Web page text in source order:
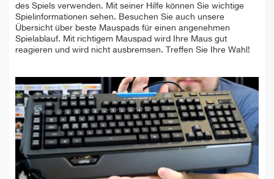
des Spiels verwenden. Mit seiner Hilfe können Sie wichtige
Spielinformationen sehen. Besuchen Sie auch unsere
Übersicht über beste Mauspads für einen angenehmen
Spielablauf. Mit richtigem Mauspad wird Ihre Maus gut
reagieren und wird nicht ausbremsen. Treffen Sie Ihre Wahl!